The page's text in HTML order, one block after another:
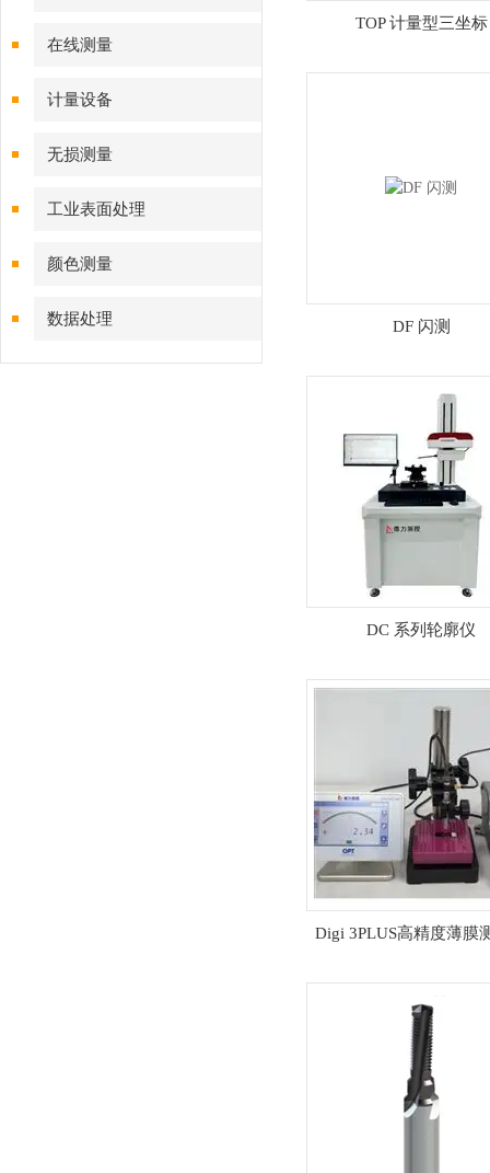
在线测量
计量设备
无损测量
工业表面处理
颜色测量
数据处理
TOP 计量型三坐标
DF 闪测
DC 系列轮廓仪
Digi 3PLUS高精度薄膜